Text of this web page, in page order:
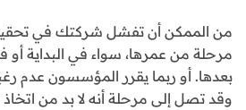
من الممكن أن تفشل شركتك في
مرحلة من عمرها، سواء في البداية أو
بعدها. أو ربما يقرر المؤسسون عدم
وقد تصل إلى مرحلة أنه لا بد من